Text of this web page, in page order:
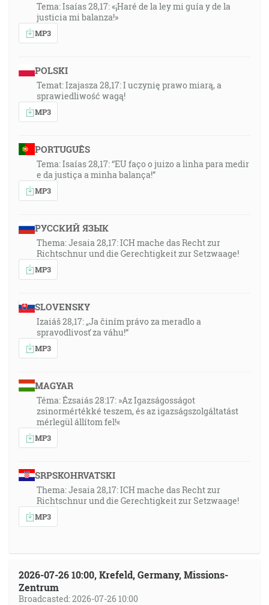
Tema: Isaías 28,17: «¡Haré de la ley mi guía y de la
justicia mi balanza!»
MP3
POLSKI
Temat: Izajasza 28,17: I uczynię prawo miarą, a
sprawiedliwość wagą!
MP3
PORTUGUÊS
Tema: Isaías 28,17: “EU faço o juizo a linha para medir
e da justiça a minha balança!”
MP3
РУССКИЙ ЯЗЫК
Thema: Jesaia 28,17: ICH mache das Recht zur
Richtschnur und die Gerechtigkeit zur Setzwaage!
MP3
SLOVENSKY
Izaiáš 28,17: „Ja činím právo za meradlo a
spravodlivosť za váhu!“
MP3
MAGYAR
Téma: Ézsaiás 28:17: »Az Igazságosságot
zsinormértékké teszem, és az igazságszolgáltatást
mérlegül állítom fel!«
MP3
SRPSKOHRVATSKI
Thema: Jesaia 28,17: ICH mache das Recht zur
Richtschnur und die Gerechtigkeit zur Setzwaage!
MP3
2026-07-26 10:00, Krefeld, Germany, Missions-
Zentrum
Broadcasted: 2026-07-26 10:00